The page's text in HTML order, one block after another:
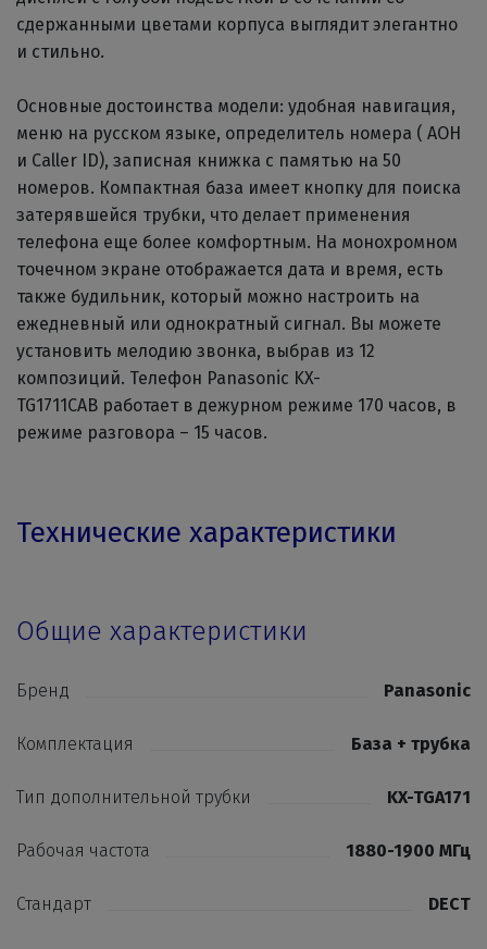
сдержанными цветами корпуса выглядит элегантно
и стильно.
Основные достоинства модели: удобная навигация,
меню на русском языке, определитель номера ( АОН
и Caller ID), записная книжка с памятью на 50
номеров. Компактная база имеет кнопку для поиска
затерявшейся трубки, что делает применения
телефона еще более комфортным. На монохромном
точечном экране отображается дата и время, есть
также будильник, который можно настроить на
ежедневный или однократный сигнал. Вы можете
установить мелодию звонка, выбрав из 12
композиций. Телефон Panasonic KX-
TG1711CAB работает в дежурном режиме 170 часов, в
режиме разговора – 15 часов.
Технические характеристики
Общие характеристики
Бренд Panasonic
Комплектация База + трубка
Тип дополнительной трубки KX-TGA171
Рабочая частота 1880-1900 МГц
Стандарт DECT